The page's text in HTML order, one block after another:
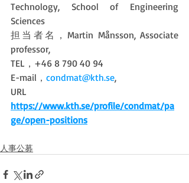
Technology, School of Engineering
Sciences
担当者名，Martin Månsson, Associate
professor,
TEL，+46 8 790 40 94
E-mail， condmat@kth.se,
https://www.kth.se/profile/condmat/pa
ge/open-positions
人事公募